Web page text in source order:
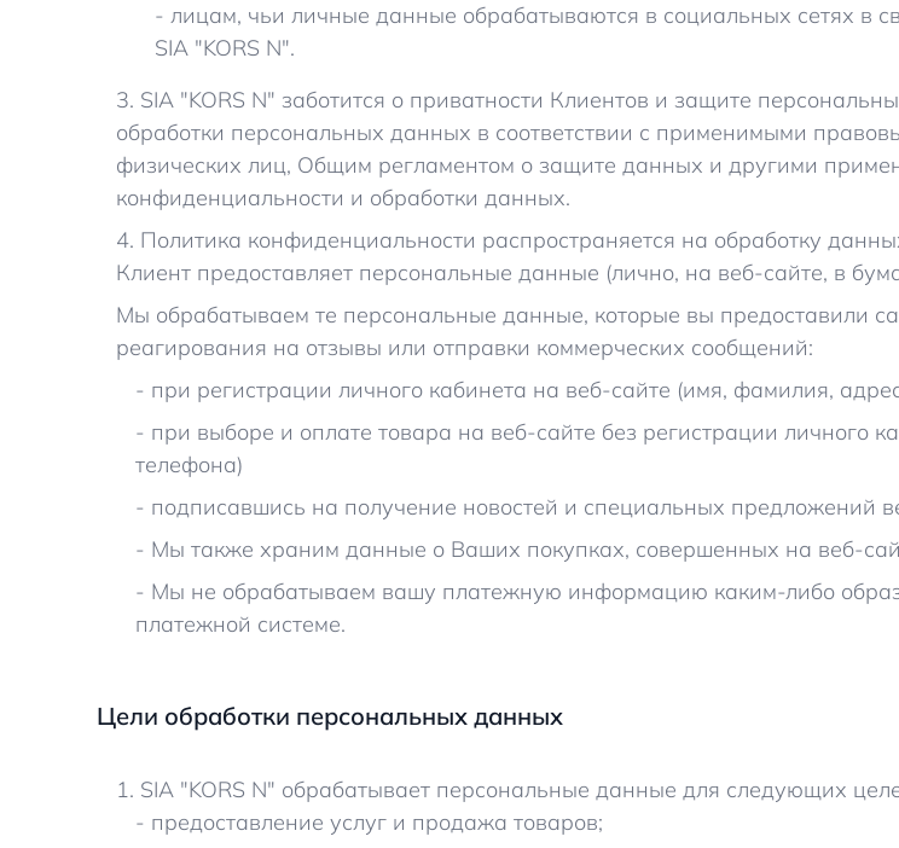
- лицам, чьи личные данные обрабатываются в социальных сетях в
SIA "KORS N".
3. SIA "KORS N" заботится о приватности Клиентов и защите
обработки персональных данных в соответствии с применимыми
физических лиц, Общим регламентом о защите данных и другими
конфиденциальности и обработки данных.
4. Политика конфиденциальности распространяется на обработку
Клиент предоставляет персональные данные (лично, на веб-сайте, в
Мы обрабатываем те персональные данные, которые вы предоставили
реагирования на отзывы или отправки коммерческих сообщений:
- при регистрации личного кабинета на веб-сайте (имя, фамилия,
- при выборе и оплате товара на веб-сайте без регистрации личного
телефона)
- подписавшись на получение новостей и специальных предложений
- Мы также храним данные о Ваших покупках, совершенных на веб-
- Мы не обрабатываем вашу платежную информацию каким-либо
платежной системе.
Цели обработки персональных данных
1. SIA "KORS N" обрабатывает персональные данные для следующих
- предоставление услуг и продажа товаров;